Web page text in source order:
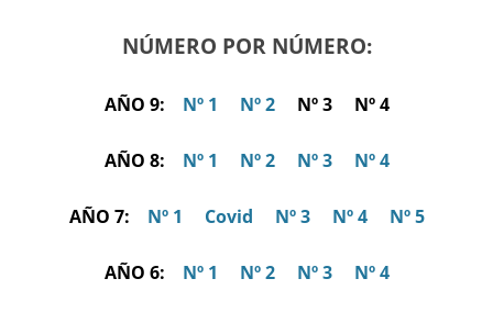
NÚMERO POR NÚMERO:
AÑO 9: Nº 1 Nº 2Nº 3 Nº 4
AÑO 8: Nº 1 Nº 2 Nº 3 Nº 4
AÑO 7: Nº 1 Covid Nº 3 Nº 4 Nº 5
AÑO 6: Nº 1 Nº 2 Nº 3 Nº 4